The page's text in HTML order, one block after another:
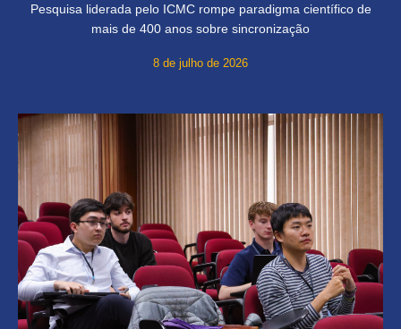
Pesquisa liderada pelo ICMC rompe paradigma científico de
mais de 400 anos sobre sincronização
8 de julho de 2026